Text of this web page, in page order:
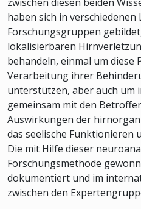
haben sich in
Forschungsgruppen
lokalisierbaren
behandeln, einmal um diese
Verarbeitung ihrer
unterstützen, aber auch um
gemeinsam mit den
Auswirkungen der
das seelische Funktionieren
Die mit Hilfe dieser
Forschungsmethode
dokumentiert und im
zwischen den